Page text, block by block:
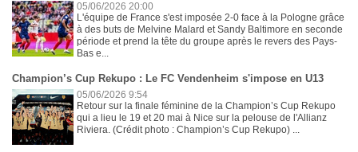
05/06/2026 20:00
L'équipe de France s'est imposée 2-0 face à la Pologne grâce
à des buts de Melvine Malard et Sandy Baltimore en seconde
période et prend la tête du groupe après le revers des Pays-
Bas e...
Champion’s Cup Rekupo : Le FC Vendenheim s'impose en U13
05/06/2026 9:54
Retour sur la finale féminine de la Champion’s Cup Rekupo
qui a lieu le 19 et 20 mai à Nice sur la pelouse de l'Allianz
Riviera. (Crédit photo : Champion’s Cup Rekupo) ...